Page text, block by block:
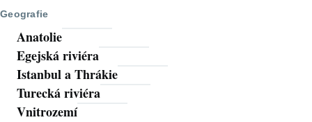
Geografie
Anatolie
Egejská riviéra
Istanbul a Thrákie
Turecká riviéra
Vnitrozemí